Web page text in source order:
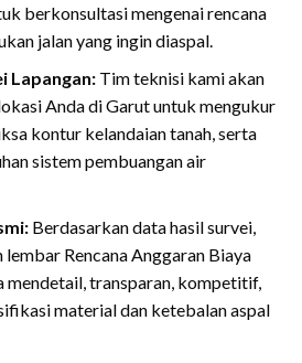
berkonsultasi mengenai rencana
jalan yang ingin diaspal.
Lapangan:Tim teknisi kami akan
Anda di Garut untuk mengukur
kontur kelandaian tanah, serta
sistem pembuangan air
Berdasarkan data hasil survei,
lembar Rencana Anggaran Biaya
mendetail, transparan, kompetitif,
material dan ketebalan aspal